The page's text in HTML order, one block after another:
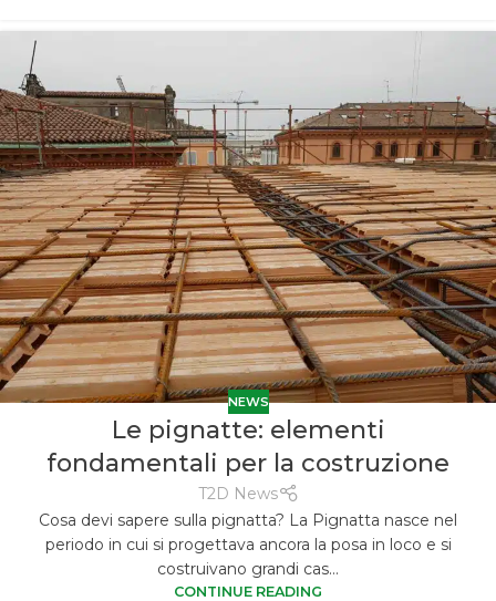
NEWS
Le pignatte: elementi
fondamentali per la costruzione
T2D News
Cosa devi sapere sulla pignatta? La Pignatta nasce nel
periodo in cui si progettava ancora la posa in loco e si
costruivano grandi cas...
CONTINUE READING